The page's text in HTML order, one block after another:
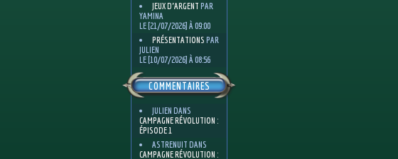
JEUX D'ARGENT PAR
YAMINA
LE [21/07/2026] À 09:00
PRÉSENTATIONS PAR
JULIEN
LE [10/07/2026] À 08:56
COMMENTAIRES
JULIEN DANS
CAMPAGNE RÉVOLUTION :
ÉPISODE 1
ASTRENUIT DANS
CAMPAGNE RÉVOLUTION :